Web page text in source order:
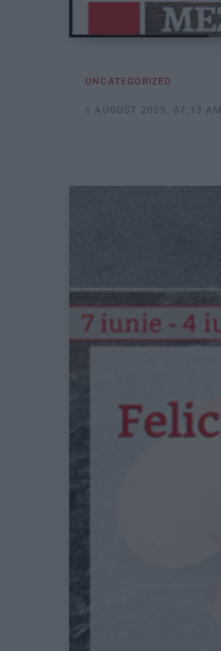
UNCATEGORIZED
1 AUGUST 2023, 07:13 AM